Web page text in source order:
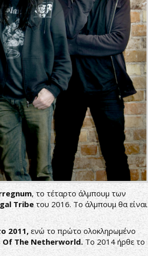
, το τέταρτο άλμπουμ των
Tribeτου 2016. Το άλμπουμ θα είναι
2011, ενώ το πρώτο ολοκληρωμένο
Of The Netherworld.To 2014 ήρθε το